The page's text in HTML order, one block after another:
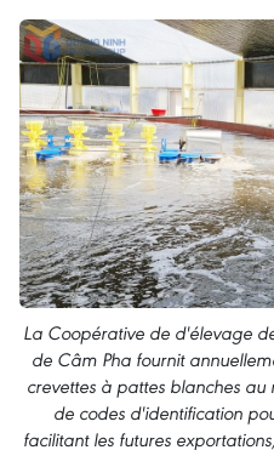
La Coopérative de d'élevage
de Câm Pha fournit
crevettes à pattes blanches
de codes d'identification
facilitant les futures